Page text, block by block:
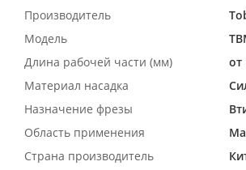
Производитель
Модель
Длина рабочей части (мм)
от
Материал насадка
Назначение фрезы
Область применения
Страна производитель